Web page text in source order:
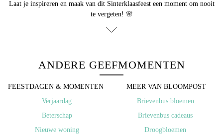
Laat je inspireren en maak van dit Sinterklaasfeest een moment om nooit
te vergeten! 🌸
ANDERE GEEFMOMENTEN
FEESTDAGEN & MOMENTEN ​
​Verjaardag
Beterschap
Nieuwe woning
MEER VAN BLOOMPOST
Brievenbus bloemen
Brievenbus cadeaus
Droogbloemen